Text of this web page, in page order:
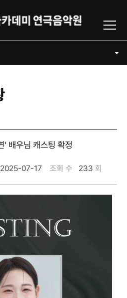
배우님 캐스팅 확정
2025-07-17 조회 수 233 회